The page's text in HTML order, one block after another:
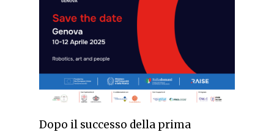
Dopo il successo della prima